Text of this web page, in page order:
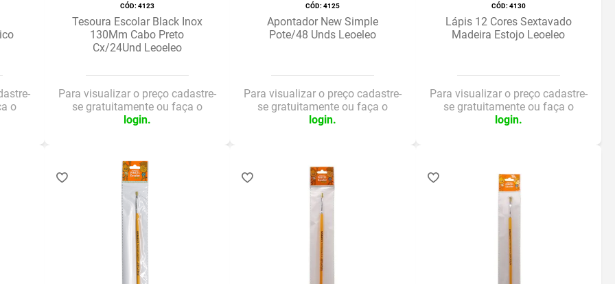
o
:4123
Tesoura Escolar Black Inox
130Mm Cabo Preto
Cx/24Und Leoeleo
Para visualizar o preço cadastre-
se gratuitamente ou faça o
login.
:4125
Apontador New Simple
Pote/48 Unds Leoeleo
Para visualizar o preço cadastre-
se gratuitamente ou faça o
login.
:4130
Lápis 12 Cores Sextavado
Madeira Estojo Leoeleo
Para visualizar o preço cadastre-
se gratuitamente ou faça o
login.